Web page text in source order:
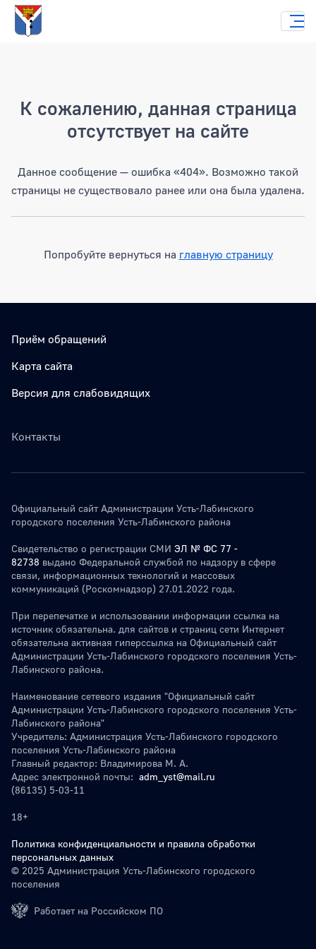
К сожалению, данная страница
отсутствует на сайте
Данное сообщение — ошибка «404». Возможно такой
страницы не существовало ранее или она была удалена.
Попробуйте вернуться на главную страницу
Приём обращений
Карта сайта
Версия для слабовидящих
Контакты
Официальный сайт Администрации Усть-Лабинского
городского поселения Усть-Лабинского района
Свидетельство о регистрации СМИ ЭЛ № ФС 77 -
82738 выдано Федеральной службой по надзору в сфере
связи, информационных технологий и массовых
коммуникаций (Роскомнадзор) 27.01.2022 года.
При перепечатке и использовании информации ссылка на
источник обязательна. для сайтов и страниц сети Интернет
обязательна активная гиперссылка на Официальный сайт
Администрации Усть-Лабинского городского поселения Усть-
Лабинского района.
Наименование сетевого издания "Официальный сайт
Администрации Усть-Лабинского городского поселения Усть-
Лабинского района"
Учредитель: Администрация Усть-Лабинского городского
поселения Усть-Лабинского района
Главный редактор: Владимирова М. А.
Адрес электронной почты: adm_yst@mail.ru
(86135) 5-03-11
18+
Политика конфиденциальности и правила обработки
персональных данных
© 2025 Администрация Усть-Лабинского городского
поселения
Работает на Российском ПО